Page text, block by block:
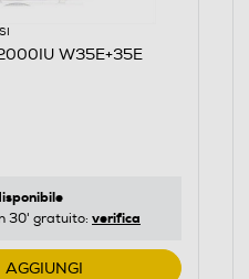
W35E+35E
30' gratuito: verifica
AGGIUNGI